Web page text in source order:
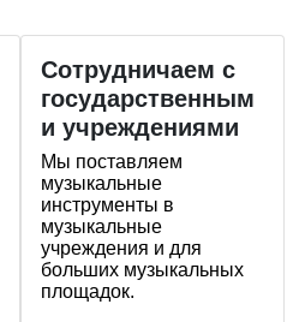
Сотрудничаем с
государственным
и учреждениями
Мы поставляем
музыкальные
инструменты в
музыкальные
учреждения и для
больших музыкальных
площадок.